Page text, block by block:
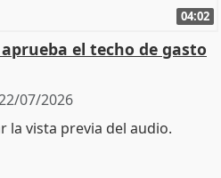
04:02
el techo de gasto
07/2026